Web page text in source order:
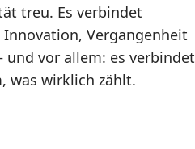
treu. Es verbindet
Vergangenheit
und vor allem: es verbindet
was wirklich zählt.